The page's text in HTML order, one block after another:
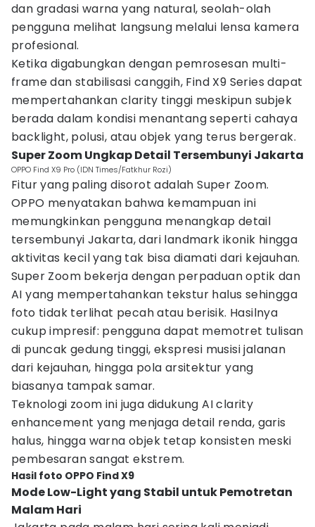
dan gradasi warna yang natural, seolah-olah
pengguna melihat langsung melalui lensa kamera
profesional.
Ketika digabungkan dengan pemrosesan multi-
frame dan stabilisasi canggih, Find X9 Series dapat
mempertahankan clarity tinggi meskipun subjek
berada dalam kondisi menantang seperti cahaya
backlight, polusi, atau objek yang terus bergerak.
Super Zoom Ungkap Detail Tersembunyi Jakarta
OPPO Find X9 Pro (IDN Times/Fatkhur Rozi)
Fitur yang paling disorot adalah Super Zoom.
OPPO menyatakan bahwa kemampuan ini
memungkinkan pengguna menangkap detail
tersembunyi Jakarta, dari landmark ikonik hingga
aktivitas kecil yang tak bisa diamati dari kejauhan.
Super Zoom bekerja dengan perpaduan optik dan
AI yang mempertahankan tekstur halus sehingga
foto tidak terlihat pecah atau berisik. Hasilnya
cukup impresif: pengguna dapat memotret tulisan
di puncak gedung tinggi, ekspresi musisi jalanan
dari kejauhan, hingga pola arsitektur yang
biasanya tampak samar.
Teknologi zoom ini juga didukung AI clarity
enhancement yang menjaga detail renda, garis
halus, hingga warna objek tetap konsisten meski
pembesaran sangat ekstrem.
Hasil foto OPPO Find X9
Mode Low-Light yang Stabil untuk Pemotretan
Malam Hari